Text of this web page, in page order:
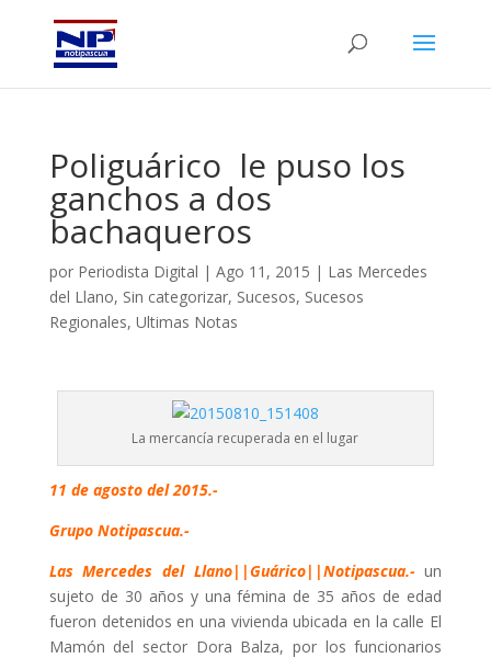
Poliguárico le puso los
ganchos a dos
bachaqueros
por Periodista Digital | Ago 11, 2015 | Las Mercedes
del Llano, Sin categorizar, Sucesos, Sucesos
Regionales, Ultimas Notas
La mercancía recuperada en el lugar
11 de agosto del 2015.-
Grupo Notipascua.-
Las Mercedes del Llano||Guárico||Notipascua.- un
sujeto de 30 años y una fémina de 35 años de edad
fueron detenidos en una vivienda ubicada en la calle El
Mamón del sector Dora Balza, por los funcionarios